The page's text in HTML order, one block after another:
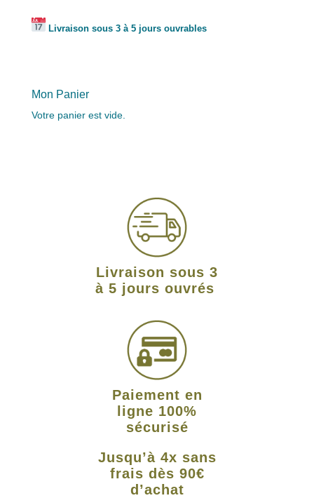
Livraison sous 3 à 5 jours ouvrables
Mon Panier
Votre panier est vide.
Livraison sous 3
à 5 jours ouvrés
Paiement en
ligne 100%
sécurisé
Jusqu’à 4x sans
frais dès 90€
d’achat